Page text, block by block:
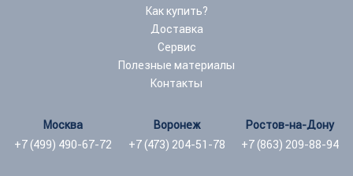
Как купить?
Доставка
Сервис
Полезные материалы
Контакты
Москва
+7 (499) 490-67-72
Воронеж
+7 (473) 204-51-78
Ростов-на-Дону
+7 (863) 209-88-94